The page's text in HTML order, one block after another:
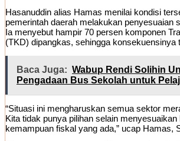
Hasanuddin alias Hamas menilai kondisi
pemerintah daerah melakukan penyesuaian
Ia menyebut hampir 70 persen komponen
(TKD) dipangkas, sehingga konsekuensinya
Baca Juga: Wabup Rendi Solihin
Pengadaan Bus Sekolah untuk
“Situasi ini mengharuskan semua sektor
Kita tidak punya pilihan selain
kemampuan fiskal yang ada,” ucap Hamas,